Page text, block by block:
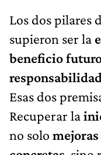
Los dos pilares
supieron ser la
beneficio
Esas dos
Recuperar la
no solo